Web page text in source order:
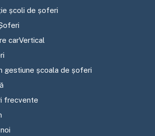
școli de șoferi
carVertical
gestiune școala de șoferi
frecvente